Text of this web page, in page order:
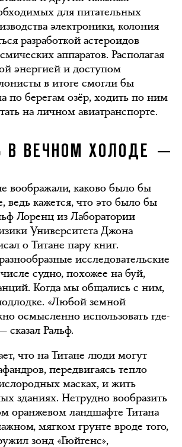
для питательных
электроники, колония
разработкой астероидов
аппаратов. Располагая
энергией и доступом
в итоге смогли бы
по берегам озёр, ходить по ним
на личном авиатранспорте.
В ВЕЧНОМ ХОЛОДЕ
воображали, каково было бы
ведь кажется, что это было бы
Лоренц из Лаборатории
Университета Джона
о Титане пару книг.
исследовательские
судно, похожее на буй,
Когда мы общались с ним,
«Любой земной
осмысленно использовать где-
сказал Ральф.
что на Титане люди могут
передвигаясь тепло
масках, и жить
зданиях. Нетрудно вообразить
оранжевом ландшафте Титана
мягком грунте вроде того,
зонд «Гюйгенс»,